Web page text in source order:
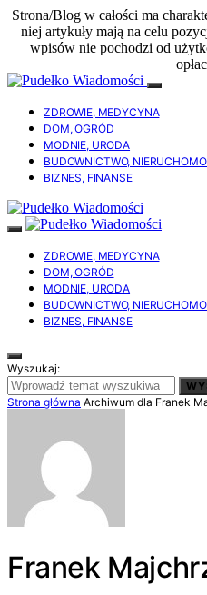
Strona/Blog w całości ma
niej artykuły mają na celu
wpisów nie pochodzi od
ZDROWIE, MEDYCYNA
DOM, OGRÓD
MODNIE, URODA
BUDOWNICTWO,
BIZNES, FINANSE
ZDROWIE, MEDYCYNA
DOM, OGRÓD
MODNIE, URODA
BUDOWNICTWO,
BIZNES, FINANSE
Wyszukaj:
Strona główna Archiwum dla Franek
Franek